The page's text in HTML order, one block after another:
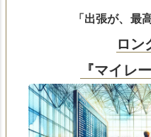
「出張が、最
ロン
『マイレ